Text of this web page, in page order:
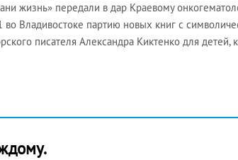
жизнь» передали в дар Краевому
Владивостоке партию новых книг с
писателя Александра Киктенко для